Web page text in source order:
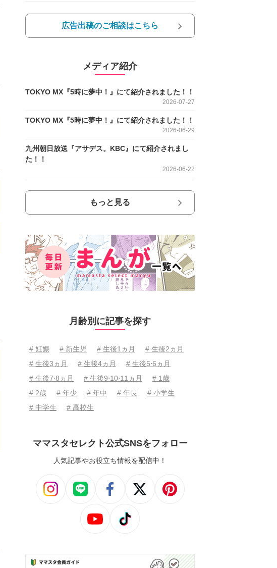
広告出稿のご相談はこちら
メディア紹介
TOKYO MX『5時に夢中！』にて紹介されました！！
2026-07-27
TOKYO MX『5時に夢中！』にて紹介されました！！
2026-06-29
九州朝日放送『アサデス。KBC』にて紹介されまし
た！！
2026-06-22
もっと見る
月齢別に記事を探す
# 妊娠 # 新生児 # 生後1ヵ月
# 生後2ヵ月
# 生後3ヵ月
# 生後4ヵ月
# 生後5⋅6ヵ月
# 生後7⋅8ヵ月
# 生後9⋅10⋅11ヵ月
# 1歳
# 2歳
# 年少 # 年中 # 年長
# 小学生
# 中学生
# 高校生
ママスタセレクト公式SNSをフォロー
人気記事やお役立ち情報を配信中！